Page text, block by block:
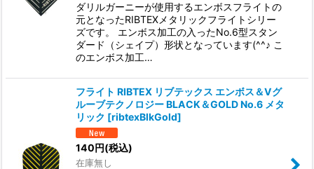
ダリルガーニーが使用するエンボスフライトの
元となったRIBTEXメタリックフライトシリー
ズです。 エンボス加工の入ったNo.6型スタン
ダード（シェイプ）形状となっています(^^♪ こ
のエンボス加工…
フライト RIBTEX リブテックス エンボス＆Vグ
ルーブテクノロジー BLACK＆GOLD No.6 メタ
リック [ribtexBlkGold]
140円(税込)
在庫無し